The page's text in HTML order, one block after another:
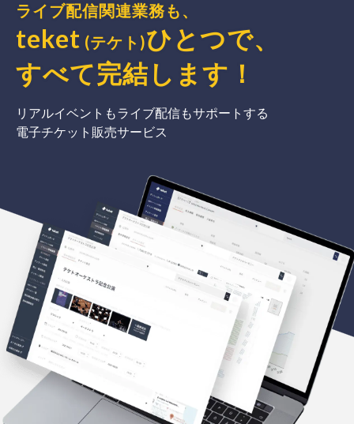
ライブ配信関連業務も、
teket (テケト)ひとつで、
すべて完結 します ！
リアルイベントもライブ配信もサポートする
電子チケット販売サービス